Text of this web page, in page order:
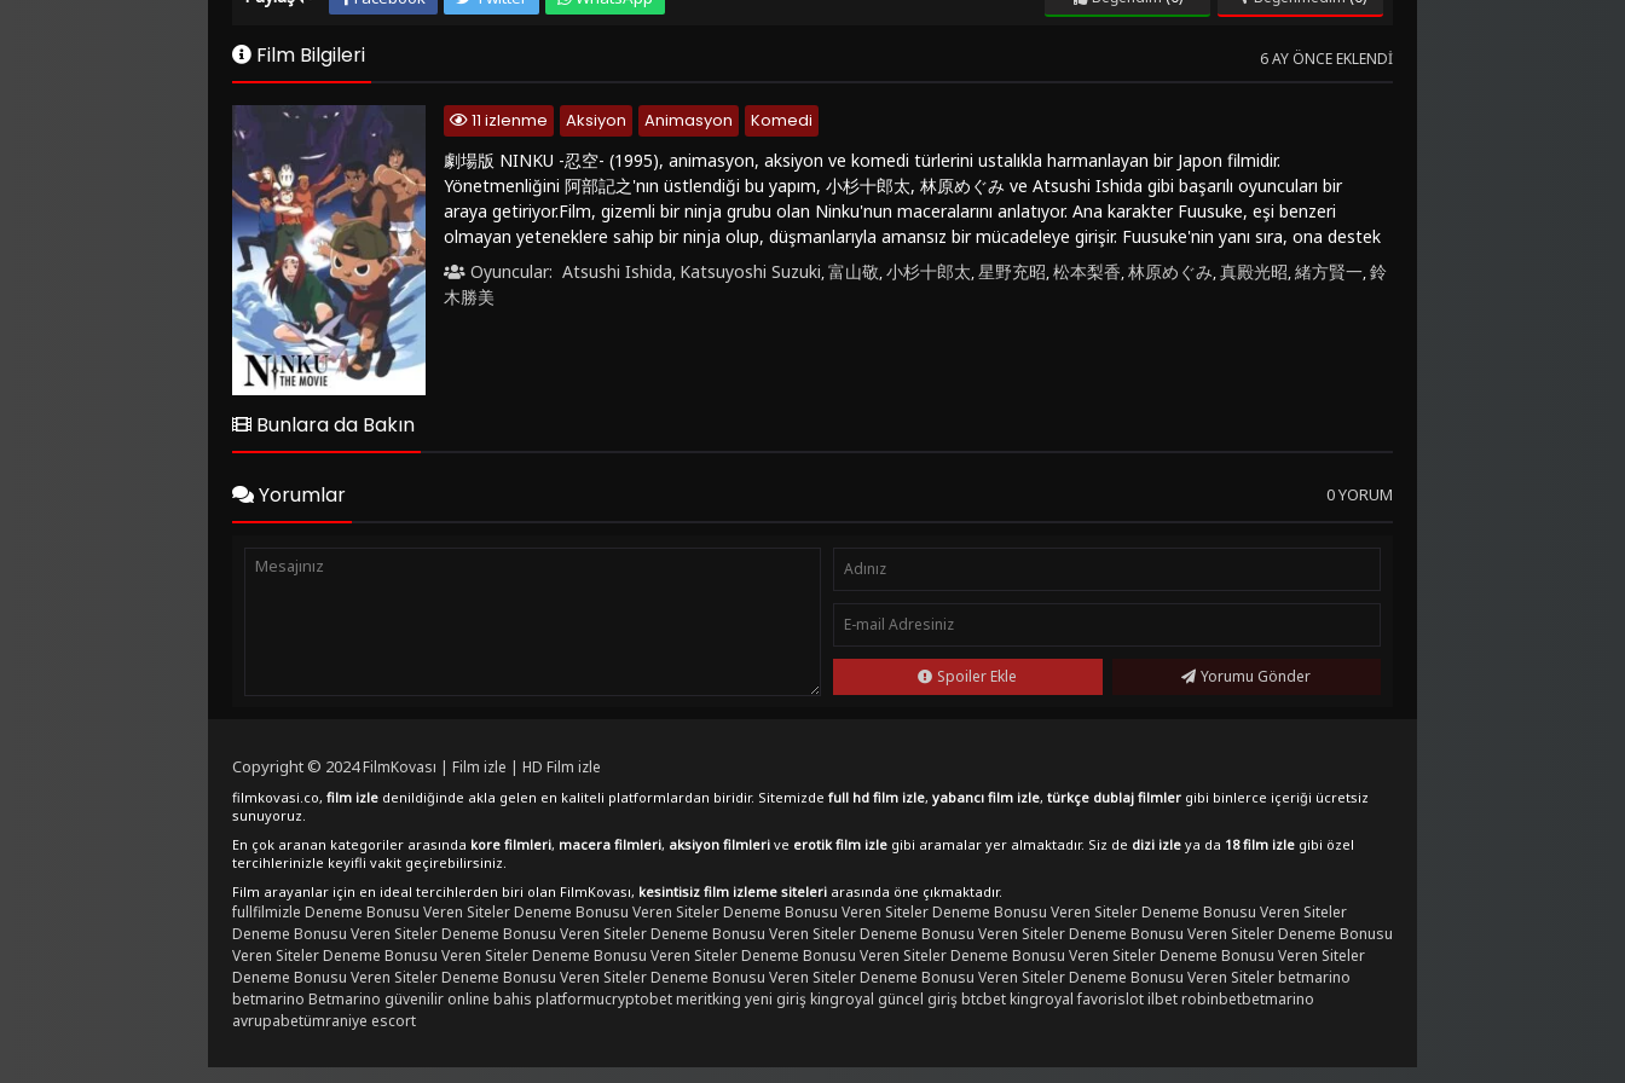
Film Bilgileri 6 AY ÖNCE EKLENDI
11 izlenme Aksiyon Animasyon
Komedi
劇場版 NINKU -忍空- (1995), animasyon, aksiyon ve komedi türlerini ustalıkla harmanlayan bir Japon filmidir.
Yönetmenliğini 阿部記之'nın üstlendiği bu yapım, 小杉十郎太, 林原めぐみ ve Atsushi Ishida gibi başarılı oyuncuları bir
araya getiriyor.Film, gizemli bir ninja grubu olan Ninku'nun maceralarını anlatıyor. Ana karakter Fuusuke, eşi benzeri
olmayan yeteneklere sahip bir ninja olup, düşmanlarıyla amansız bir mücadeleye girişir. Fuusuke'nin yanı sıra, ona destek
olan sadık arkadaşları ve karşılarına çıkan zorlu engeller de filmde önemli bir yer tutmaktadır.劇場版 NINKU -忍空-
(1995)'in öne çıkan özellikleri arasında etkileyici animasyonları, sürükleyici aksiyon sahneleri ve mizahi unsurları
bulunmaktadır. Film, seyircilere hem eğlenceli hem de heyecan dolu bir deneyim sunarak izleyicilerini kendine çekmeyi
Oyuncular: Atsushi Ishida, Katsuyoshi Suzuki,富山敬,小杉十郎太,星野充昭,松本梨香,林原めぐみ,真殿光昭,緒方賢一,鈴
木勝美
Bunlara da Bakın
Yorumlar 0 YORUM
Spoiler Ekle Yorumu Gönder
Copyright © 2024FilmKovası | Film izle | HD Film izle
filmkovasi.co, film izle denildiğinde akla gelen en kaliteli platformlardan biridir. Sitemizde full hd film izle, yabancı film izle, türkçe dublaj filmler gibi binlerce içeriği ücretsiz
sunuyoruz.
En çok aranan kategoriler arasında kore filmleri, macera filmleri, aksiyon filmleri ve erotik film izle gibi aramalar yer almaktadır. Siz de dizi izle ya da 18 film izle gibi özel
tercihlerinizle keyifli vakit geçirebilirsiniz.
Film arayanlar için en ideal tercihlerden biri olan FilmKovası, kesintisiz film izleme siteleri arasında öne çıkmaktadır.
fullfilmizle Deneme Bonusu Veren SitelerDeneme Bonusu Veren SitelerDeneme Bonusu Veren SitelerDeneme Bonusu Veren SitelerDeneme Bonusu Veren Siteler
Deneme Bonusu Veren SitelerDeneme Bonusu Veren SitelerDeneme Bonusu Veren SitelerDeneme Bonusu Veren SitelerDeneme Bonusu Veren SitelerDeneme Bonusu
Veren SitelerDeneme Bonusu Veren SitelerDeneme Bonusu Veren SitelerDeneme Bonusu Veren SitelerDeneme Bonusu Veren SitelerDeneme Bonusu Veren Siteler
Deneme Bonusu Veren SitelerDeneme Bonusu Veren SitelerDeneme Bonusu Veren SitelerDeneme Bonusu Veren SitelerDeneme Bonusu Veren Sitelerbetmarino
betmarino Betmarino güvenilir online bahis platformucryptobetmeritking yeni girişkingroyal güncel girişbtcbetkingroyal favorislotilbetrobinbetbetmarino
avrupabetümraniye escort